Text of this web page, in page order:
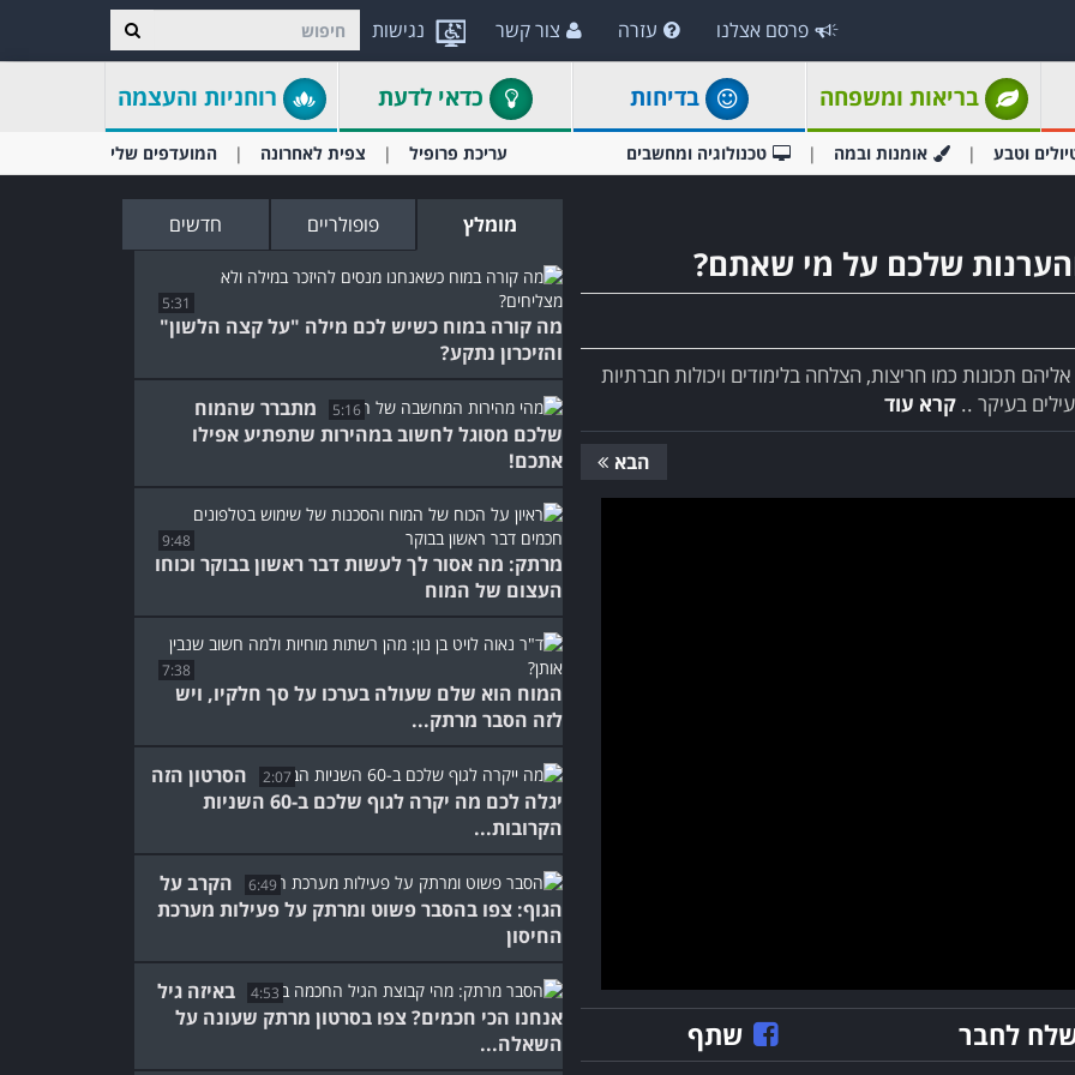
נגישות פרסם אצלנו עזרה צור קשר
בריאות ומשפחה בדיחות כדאי לדעת רוחניות והעצמה
וטבע אומנות ובמה טכנולוגיה ומחשבים עריכת פרופיל צפית לאחרונה המועדפים שלי
שלכם על מי שאתם?
תכונות כמו חריצות, הצלחה בלימודים ויכולות חברתיות
בעיקר .. קרא עוד
הבא
לחבר שתף
מומלץ פופולריים חדשים
5:31
מה קורה במוח כשיש לכם מילה "על קצה הלשון"
והזיכרון נתקע?
5:16
מתברר שהמוח
שלכם מסוגל לחשוב במהירות שתפתיע אפילו
אתכם!
9:48
מרתק: מה אסור לך לעשות דבר ראשון בבוקר וכוחו
העצום של המוח
7:38
המוח הוא שלם שעולה בערכו על סך חלקיו, ויש
לזה הסבר מרתק...
2:07
הסרטון הזה
יגלה לכם מה יקרה לגוף שלכם ב-60 השניות
הקרובות...
6:49
הקרב על
הגוף: צפו בהסבר פשוט ומרתק על פעילות מערכת
החיסון
4:53
באיזה גיל
אנחנו הכי חכמים? צפו בסרטון מרתק שעונה על
השאלה...